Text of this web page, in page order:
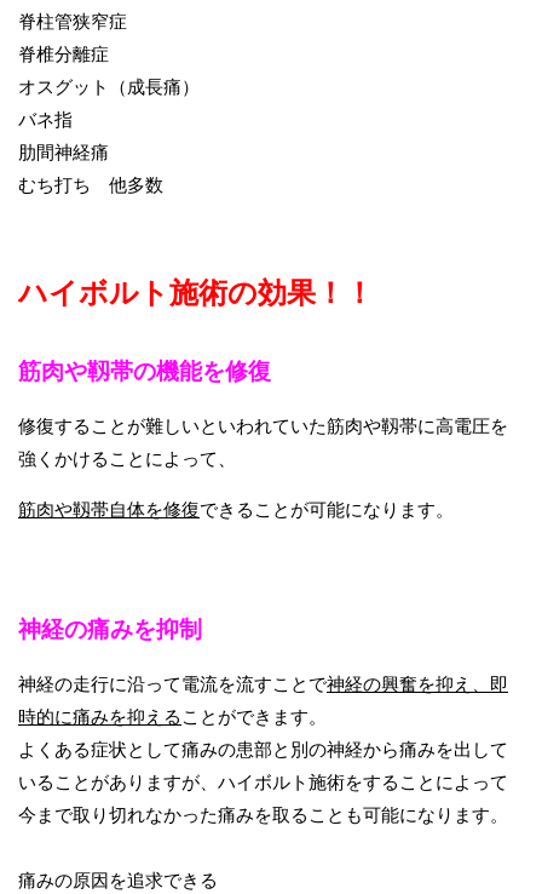
脊柱管狭窄症
脊椎分離症
オスグット（成長痛）
バネ指
肋間神経痛
むち打ち 他多数
ハイボルト施術の効果！！
筋肉や靱帯の機能を修復
修復することが難しいといわれていた筋肉や靱帯に高電圧を
強くかけることによって、
筋肉や靱帯自体を修復できることが可能になります。
神経の痛みを抑制
神経の走行に沿って電流を流すことで神経の興奮を抑え、即
時的に痛みを抑える ことができます。
よくある症状として痛みの患部と別の神経から痛みを出して
いることがありますが、ハイボルト施術をすることによって
今まで取り切れなかった痛みを取ることも可能になります。
痛みの原因を追求できる